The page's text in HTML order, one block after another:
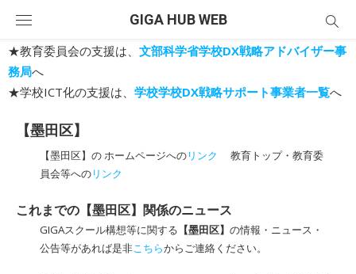
content
GIGA HUB WEB
★教育委員会の支援は、 文部科学省学校DX戦略アドバイザー事
務局へ
★学校ICT化の支援は、 学校学校DX戦略サポート事業者一覧へ
【墨田区】
【墨田区】の ホームページへのリンク
教育トップ・教育委
員会等へのリンク
これまでの【墨田区】関係のニュース
GIGAスクール構想等に関する 【墨田区】 の情報・ニュース・
公告等があれば是非こちらからご連絡ください。